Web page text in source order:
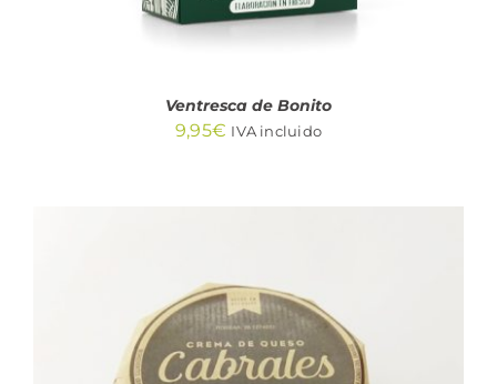
Ventresca de Bonito
9,95€ IVA incluido